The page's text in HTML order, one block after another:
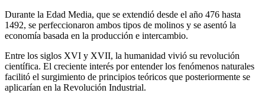
Durante la Edad Media, que se extendió desde el año 476 hasta
1492, se perfeccionaron ambos tipos de molinos y se asentó la
economía basada en la producción e intercambio.
Entre los siglos XVI y XVII, la humanidad vivió su revolución
científica. El creciente interés por entender los fenómenos naturales
facilitó el surgimiento de principios teóricos que posteriormente se
aplicarían en la Revolución Industrial.